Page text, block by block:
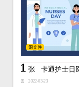
源文件
1 张 卡通护士日
2022-03-23